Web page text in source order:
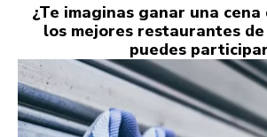
¿Te imaginas ganar una cena
los mejores restaurantes de
puedes participar